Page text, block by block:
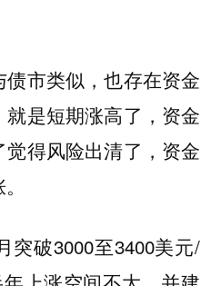
市类似，也存在资金
是短期涨高了，资金
得风险出清了，资金
突破3000至3400美元/